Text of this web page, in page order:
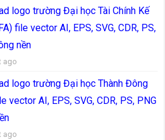
logo trường Đại học Tài Chính Kế
file vector AI, EPS, SVG, CDR, PS,
nền
ago
logo trường Đại học Thành Đông
vector AI, EPS, SVG, CDR, PS, PNG
ago